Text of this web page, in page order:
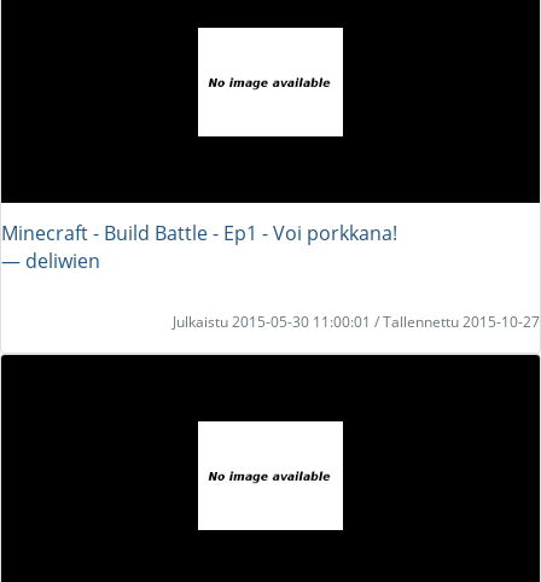
Minecraft - Build Battle - Ep1 - Voi porkkana!
― deliwien
Julkaistu 2015-05-30 11:00:01 / Tallennettu 2015-10-27